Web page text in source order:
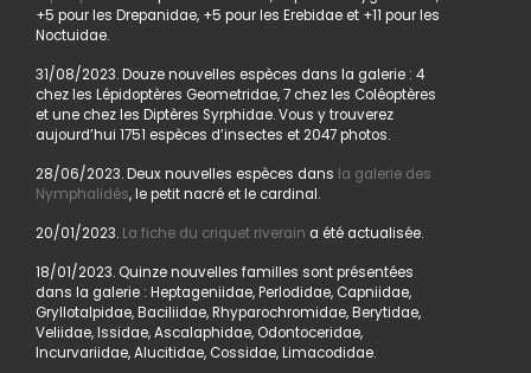
+5 pour les Drepanidae, +5 pour les Erebidae et +11 pour les
Noctuidae.
31/08/2023. Douze nouvelles espèces dans la galerie : 4
chez les Lépidoptères Geometridae, 7 chez les Coléoptères
et une chez les Diptères Syrphidae. Vous y trouverez
aujourd’hui 1751 espèces d’insectes et 2047 photos.
28/06/2023. Deux nouvelles espèces dans la galerie des
Nymphalidés, le petit nacré et le cardinal.
20/01/2023. La fiche du criquet riverain a été actualisée.
18/01/2023. Quinze nouvelles familles sont présentées
dans la galerie : Heptageniidae, Perlodidae, Capniidae,
Gryllotalpidae, Baciliidae, Rhyparochromidae, Berytidae,
Veliidae, Issidae, Ascalaphidae, Odontoceridae,
Incurvariidae, Alucitidae, Cossidae, Limacodidae.